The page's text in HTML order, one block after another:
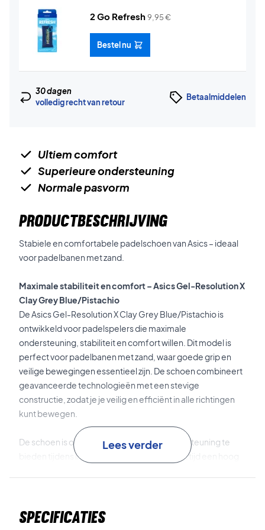
2 Go Refresh9,95€
Bestel nu
30 dagen
volledig recht van retour
Betaalmiddelen
Ultiem comfort
Superieure ondersteuning
Normale pasvorm
PRODUCTBESCHRIJVING
Stabiele en comfortabele padelschoen van Asics – ideaal
voor padelbanen met zand.
Maximale stabiliteit en comfort – Asics Gel-Resolution X
Clay Grey Blue/Pistachio
De Asics Gel-Resolution X Clay Grey Blue/Pistachio is
ontwikkeld voor padelspelers die maximale
ondersteuning, stabiliteit en comfort willen. Dit model is
perfect voor padelbanen met zand, waar goede grip en
veilige bewegingen essentieel zijn. De schoen combineert
geavanceerde technologieën met een stevige
constructie, zodat je je veilig en efficiënt in alle richtingen
kunt bewegen.
De schoen is ontworpen om optimale ondersteuning te
bieden tijdens intensieve rally’s en tegelijkertijd een hoog
DYNAWALL™verbetert de stabiliteit bij zijwaartse
Lees verder
Specificaties